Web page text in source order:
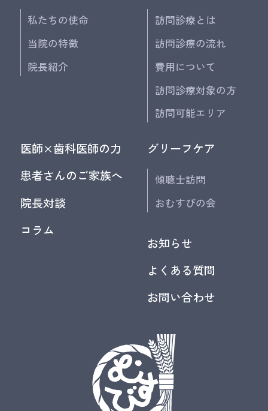
私たちの使命
当院の特徴
院長紹介
訪問診療とは
訪問診療の流れ
費用について
訪問診療対象の方
訪問可能エリア
医師×歯科医師の力
患者さんのご家族へ
院長対談
コラム
グリーフケア
傾聴士訪問
おむすびの会
お知らせ
よくある質問
お問い合わせ